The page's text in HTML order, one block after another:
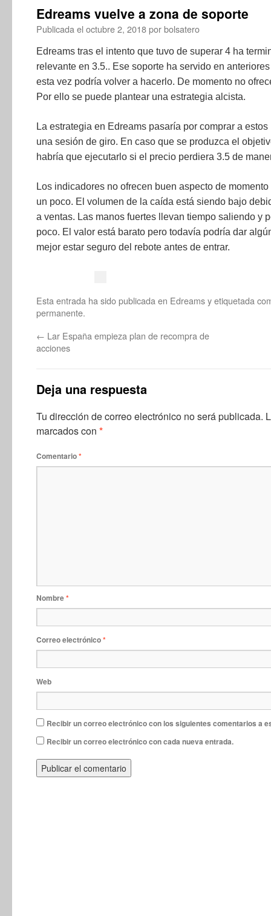
Edreams vuelve a zona de soporte
Publicada el octubre 2, 2018porbolsatero
Edreams tras el intento que tuvo de superar 4 ha
relevante en 3.5.. Ese soporte ha servido en
esta vez podría volver a hacerlo. De momento no
Por ello se puede plantear una estrategia alcista.
La estrategia en Edreams pasaría por comprar a
una sesión de giro. En caso que se produzca el
habría que ejecutarlo si el precio perdiera 3.5 de
Los indicadores no ofrecen buen aspecto de
un poco. El volumen de la caída está siendo bajo
a ventas. Las manos fuertes llevan tiempo saliendo y
poco. El valor está barato pero todavía podría dar
mejor estar seguro del rebote antes de entrar.
Esta entrada ha sido publicada en Edreamsy etiquetada
permanente.
← Lar España empieza plan de recompra de
acciones
Deja una respuesta
Tu dirección de correo electrónico no será publicada.
marcados con *
Comentario*
Nombre*
Correo electrónico*
Web
Recibir un correo electrónico con los siguientes comentarios a
Recibir un correo electrónico con cada nueva entrada.